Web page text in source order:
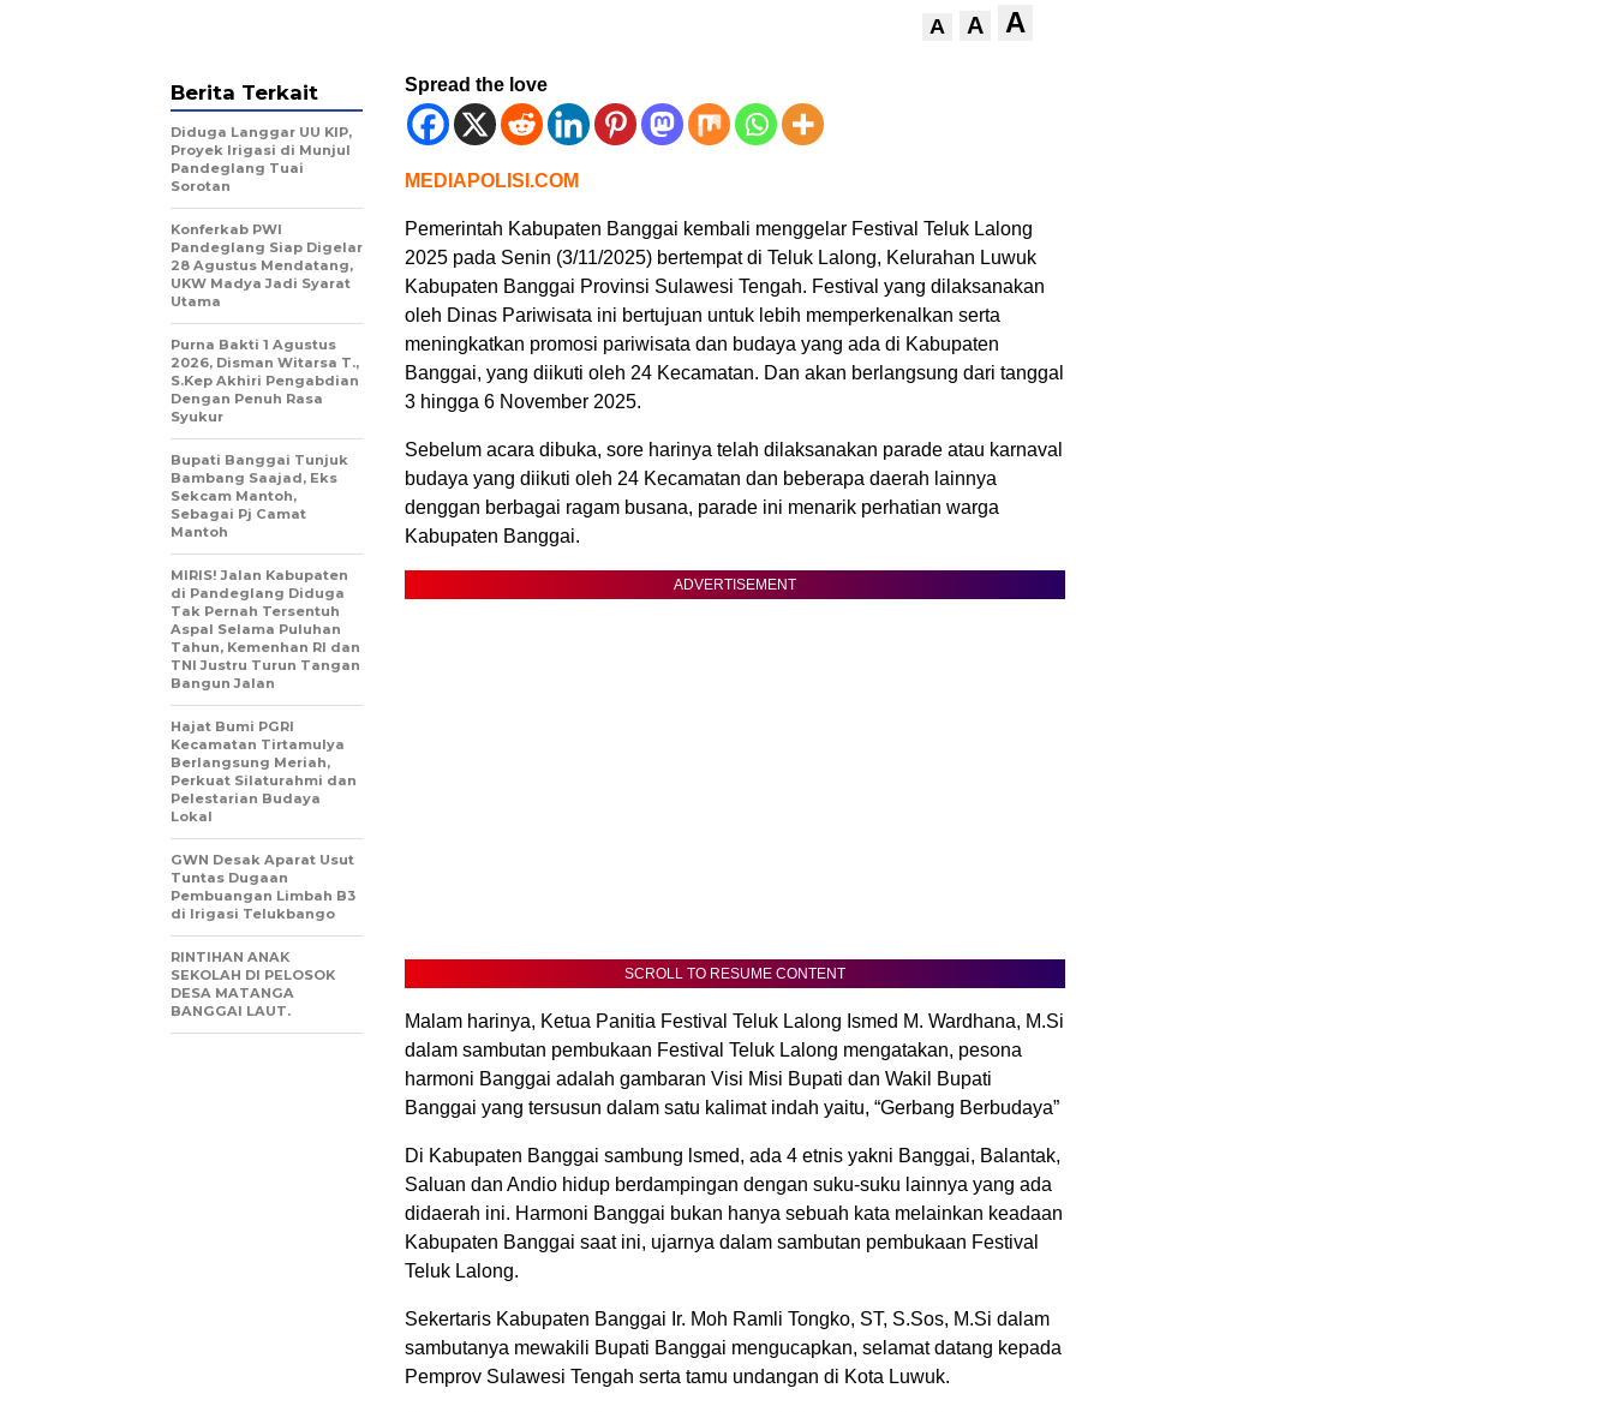
A A A
Spread the love
MEDIAPOLISI.COM
Pemerintah Kabupaten Banggai kembali menggelar Festival Teluk Lalong
2025 pada Senin (3/11/2025) bertempat di Teluk Lalong, Kelurahan Luwuk
Kabupaten Banggai Provinsi Sulawesi Tengah. Festival yang dilaksanakan
oleh Dinas Pariwisata ini bertujuan untuk lebih memperkenalkan serta
meningkatkan promosi pariwisata dan budaya yang ada di Kabupaten
Banggai, yang diikuti oleh 24 Kecamatan. Dan akan berlangsung dari tanggal
3 hingga 6 November 2025.
Sebelum acara dibuka, sore harinya telah dilaksanakan parade atau karnaval
budaya yang diikuti oleh 24 Kecamatan dan beberapa daerah lainnya
denggan berbagai ragam busana, parade ini menarik perhatian warga
Kabupaten Banggai.
ADVERTISEMENT
SCROLL TO RESUME CONTENT
Malam harinya, Ketua Panitia Festival Teluk Lalong Ismed M. Wardhana, M.Si
dalam sambutan pembukaan Festival Teluk Lalong mengatakan, pesona
harmoni Banggai adalah gambaran Visi Misi Bupati dan Wakil Bupati
Banggai yang tersusun dalam satu kalimat indah yaitu, “Gerbang Berbudaya”
Di Kabupaten Banggai sambung lsmed, ada 4 etnis yakni Banggai, Balantak,
Saluan dan Andio hidup berdampingan dengan suku-suku lainnya yang ada
didaerah ini. Harmoni Banggai bukan hanya sebuah kata melainkan keadaan
Kabupaten Banggai saat ini, ujarnya dalam sambutan pembukaan Festival
Teluk Lalong.
Sekertaris Kabupaten Banggai Ir. Moh Ramli Tongko, ST, S.Sos, M.Si dalam
sambutanya mewakili Bupati Banggai mengucapkan, selamat datang kepada
Pemprov Sulawesi Tengah serta tamu undangan di Kota Luwuk.
Berita Terkait
Diduga Langgar UU KIP,
Proyek Irigasi di Munjul
Pandeglang Tuai
Sorotan
Konferkab PWI
Pandeglang Siap Digelar
28 Agustus Mendatang,
UKW Madya Jadi Syarat
Utama
Purna Bakti 1 Agustus
2026, Disman Witarsa T.,
S.Kep Akhiri Pengabdian
Dengan Penuh Rasa
Syukur
Bupati Banggai Tunjuk
Bambang Saajad, Eks
Sekcam Mantoh,
Sebagai Pj Camat
Mantoh
MIRIS! Jalan Kabupaten
di Pandeglang Diduga
Tak Pernah Tersentuh
Aspal Selama Puluhan
Tahun, Kemenhan RI dan
TNI Justru Turun Tangan
Bangun Jalan
Hajat Bumi PGRI
Kecamatan Tirtamulya
Berlangsung Meriah,
Perkuat Silaturahmi dan
Pelestarian Budaya
Lokal
GWN Desak Aparat Usut
Tuntas Dugaan
Pembuangan Limbah B3
di Irigasi Telukbango
RINTIHAN ANAK
SEKOLAH DI PELOSOK
DESA MATANGA
BANGGAI LAUT.